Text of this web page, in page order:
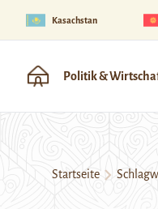
Kasachstan
Politik &
Startseite